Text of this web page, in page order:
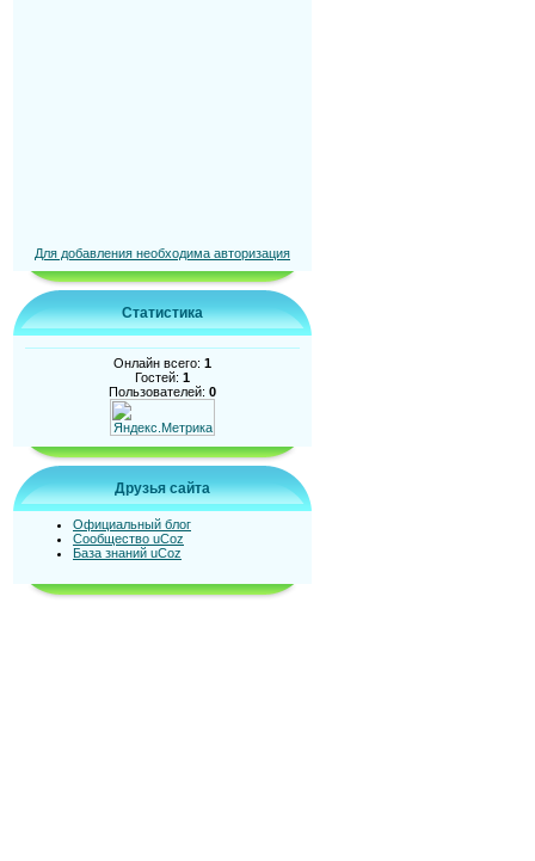
Для добавления необходима авторизация
Статистика
Онлайн всего: 1
Гостей: 1
Пользователей: 0
Друзья сайта
Официальный блог
Сообщество uCoz
База знаний uCoz